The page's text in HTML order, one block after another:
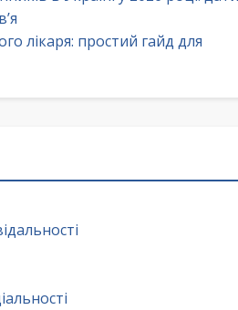
лікаря: простий гайд для